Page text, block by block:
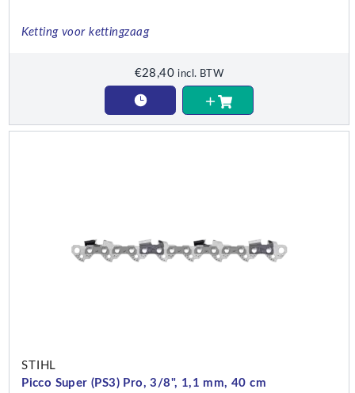
Ketting voor kettingzaag
€28,40 incl. BTW
STIHL
Picco Super (PS3) Pro, 3/8", 1,1 mm, 40 cm